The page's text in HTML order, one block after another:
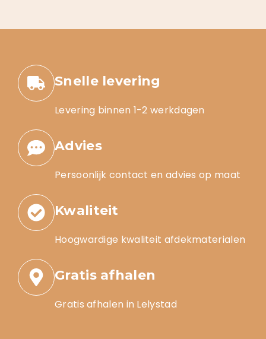
Snelle levering
Levering binnen 1-2 werkdagen
Advies
Persoonlijk contact en advies op maat
Kwaliteit
Hoogwardige kwaliteit afdekmaterialen
Gratis afhalen
Gratis afhalen in Lelystad